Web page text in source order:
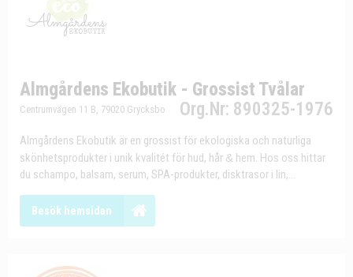
Almgårdens Ekobutik - Grossist Tvålar
Org.Nr: 890325-1976
Centrumvägen 11 B, 79020 Grycksbo
Almgårdens Ekobutik är en grossist för ekologiska och naturliga
skönhetsprodukter i unik kvalitét för hud, hår & hem. Hos oss hittar
du schampo, balsam, serum, SPA-produkter, disktrasor i lin,...
Besök hemsidan